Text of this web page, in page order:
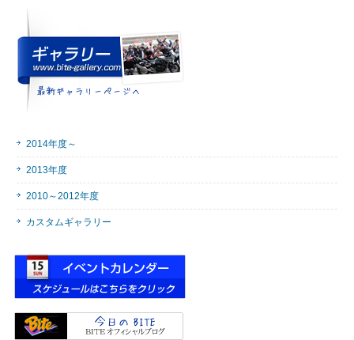
2014年度～
2013年度
2010～2012年度
カスタムギャラリー